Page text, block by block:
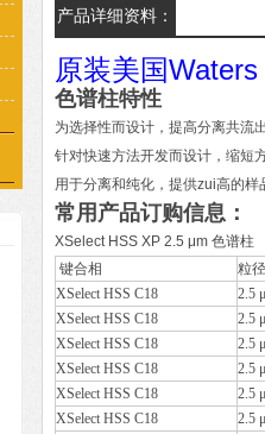
产品详细资料：
原装美国
色谱柱特性
为选择性而设计，提高分离共流
针对快速方法开发而设计，缩短
用于分离和纯化，提供zui高的样
常用产品订购信息：
XSelect HSS XP 2.5 μm 色谱柱
键合相
粒径
XSelect HSS C18
2.5
XSelect HSS C18
2.5
XSelect HSS C18
2.5
XSelect HSS C18
2.5
XSelect HSS C18
2.5
XSelect HSS C18
2.5